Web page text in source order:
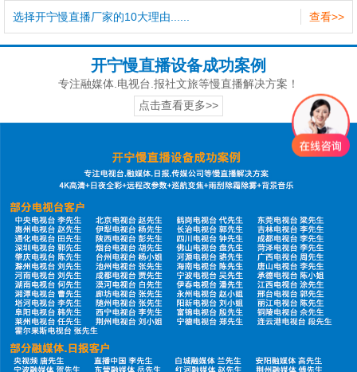
查看>>
选择开宁慢直播厂家的10大理由......
开宁慢直播设备成功案例
专注融媒体.电视台.报社文旅等慢直播解决方案！
点击查看更多>>